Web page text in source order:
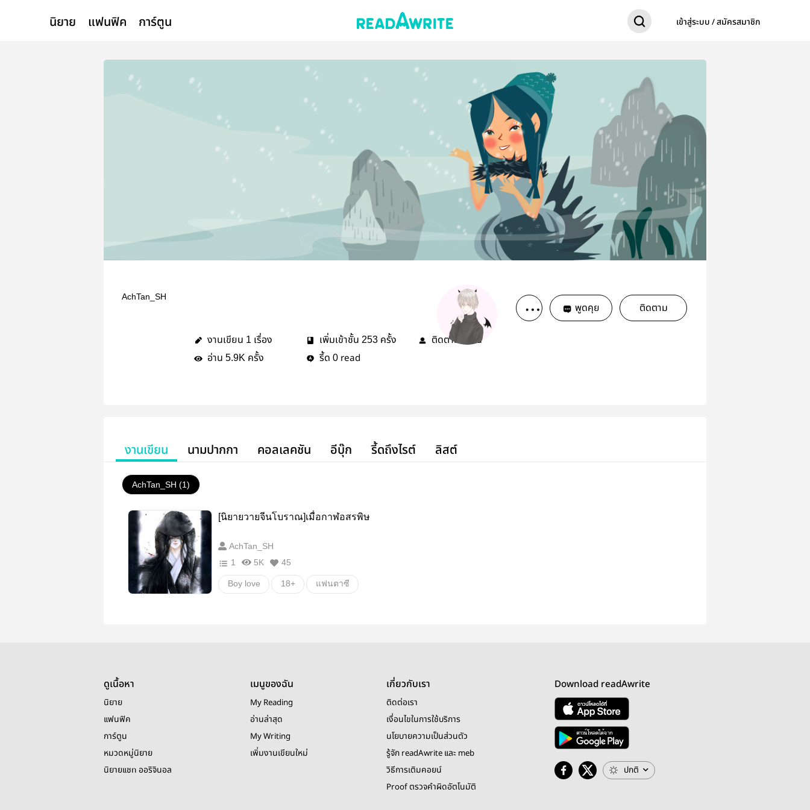
นิยาย แฟนฟิค การ์ตูน เข้าสู่ระบบ / สมัครสมาชิก
AchTan_SH
พูดคุย ติดตาม
งานเขียน 1 เรื่อง เพิ่มเข้าชั้น 253 ครั้ง ติดตาม คน
อ่าน 5.9K ครั้ง รี้ด 0 read
งานเขียน นามปากกา คอลเลคชัน อีบุ๊ก รี้ดถึงไรต์ ลิสต์
AchTan_SH (1)
[นิยายวายจีนโบราณ]เมื่อกาฬอสรพิษ
AchTan_SH
1
5K 45
Boy love 18+ แฟนตาซี
ดูเนื้อหา
นิยาย
แฟนฟิค
การ์ตูน
หมวดหมู่นิยาย
นิยายแชท ออริจินอล
เมนูของฉัน
My Reading
อ่านล่าสุด
My Writing
เพิ่มงานเขียนใหม่
เกี่ยวกับเรา
ติดต่อเรา
เงื่อนไขในการใช้บริการ
นโยบายความเป็นส่วนตัว
รู้จัก readAwrite และ meb
วิธีการเติมคอยน์
Proof ตรวจคำผิดอัตโนมัติ
Download readAwrite
ปกติ